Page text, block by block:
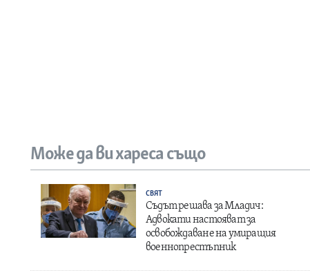
Може да ви хареса също
СВЯТ
Съдът решава за Младич:
Адвокати настояват за
освобождаване на умиращия
военнопрестъпник